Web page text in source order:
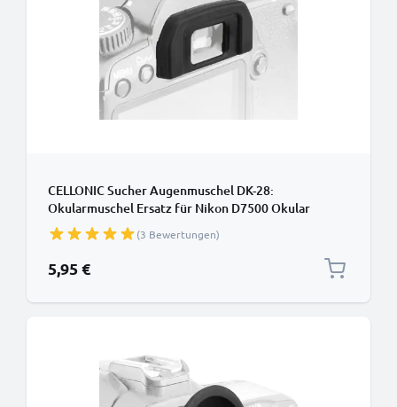
CELLONIC Sucher Augenmuschel DK-28:
Okularmuschel Ersatz für Nikon D7500 Okular
Augen Muschel, Viewfinder Eye Cup, Kamera
Blendschutz für View Finder Display, Camera
Eyepiece
(3 Bewertungen)
5,95 €